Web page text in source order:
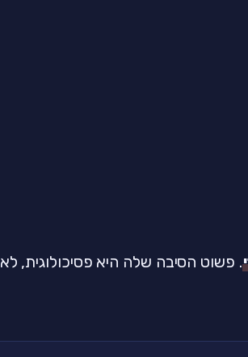
. פשוט הסיבה שלה היא פסיכולוגית, לא